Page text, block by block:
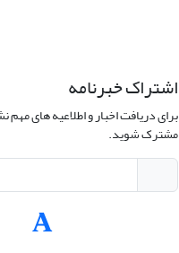
اشتراک خبرنامه
برای دریافت اخبار و اطلاعیه های
مشترک شوید.